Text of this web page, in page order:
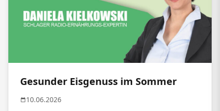
Gesunder Eisgenuss im Sommer
10.06.2026